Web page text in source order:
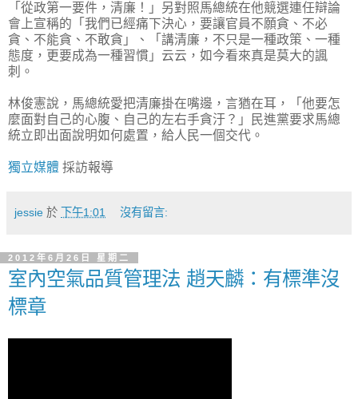
「從政第一要件，清廉！」另對照馬總統在他競選連任辯論
會上宣稱的「我們已經痛下決心，要讓官員不願貪、不必
貪、不能貪、不敢貪」、「講清廉，不只是一種政策、一種
態度，更要成為一種習慣」云云，如今看來真是莫大的諷
刺。
林俊憲說，馬總統愛把清廉掛在嘴邊，言猶在耳，「他要怎
麼面對自己的心腹、自己的左右手貪汙？」民進黨要求馬總
統立即出面說明如何處置，給人民一個交代。
獨立媒體 採訪報導
jessie 於 下午1:01 沒有留言:
2012年6月26日 星期二
室內空氣品質管理法 趙天麟：有標準沒
標章